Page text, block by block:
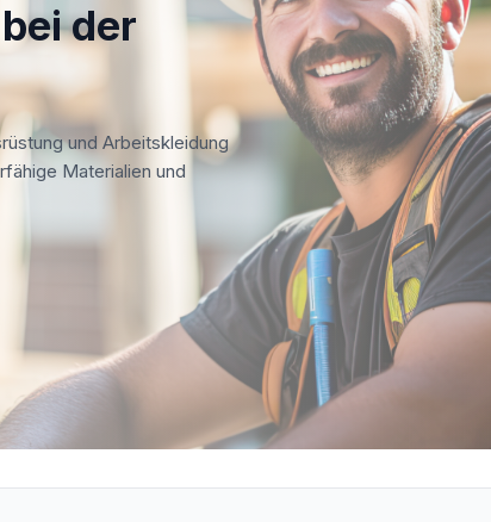
der
und Arbeitskleidung
Materialien und